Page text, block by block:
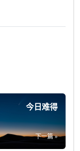
今日难得
下一篇 »